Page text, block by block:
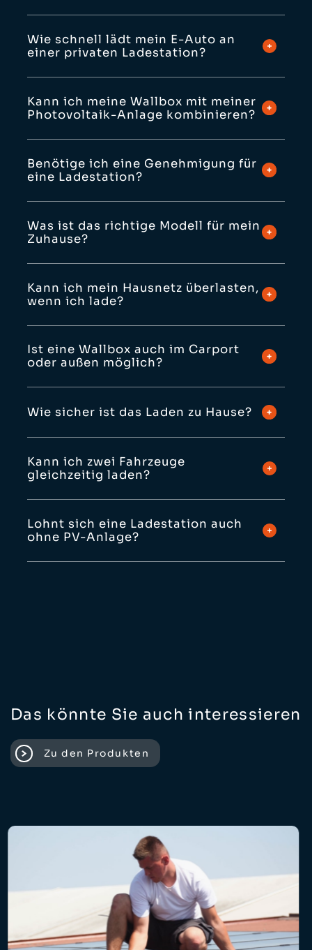
Wie schnell lädt mein E-Auto an
einer privaten Ladestation?
Kann ich meine Wallbox mit meiner
Photovoltaik-Anlage kombinieren?
Benötige ich eine Genehmigung für
eine Ladestation?
Was ist das richtige Modell für mein
Zuhause?
Kann ich mein Hausnetz überlasten,
wenn ich lade?
Ist eine Wallbox auch im Carport
oder außen möglich?
Wie sicher ist das Laden zu Hause?
Kann ich zwei Fahrzeuge
gleichzeitig laden?
Lohnt sich eine Ladestation auch
ohne PV-Anlage?
Das könnte Sie auch interessieren
Zu den Produkten